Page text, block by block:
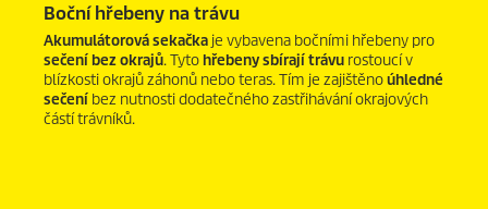
Boční hřebeny na trávu
Akumulátorová sekačka je vybavena bočními hřebeny pro
sečení bez okrajů. Tytohřebeny sbírají trávu rostoucí v
blízkosti okrajů záhonů nebo teras. Tím je zajištěnoúhledné
sečení bez nutnosti dodatečného zastřihávání okrajových
částí trávníků.